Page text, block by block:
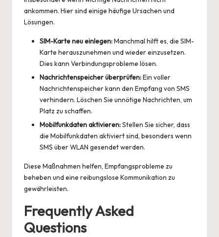
ankommen. Hier sind einige häufige Ursachen und
Lösungen.
SIM-Karte neu einlegen:Manchmal hilft es, die SIM-
Karte herauszunehmen und wieder einzusetzen.
Dies kann Verbindungsprobleme lösen.
Nachrichtenspeicher überprüfen:Ein voller
Nachrichtenspeicher kann den Empfang von SMS
verhindern. Löschen Sie unnötige Nachrichten, um
Platz zu schaffen.
Mobilfunkdaten aktivieren:Stellen Sie sicher, dass
die Mobilfunkdaten aktiviert sind, besonders wenn
SMS über WLAN gesendet werden.
Diese Maßnahmen helfen, Empfangsprobleme zu
beheben und eine reibungslose Kommunikation zu
gewährleisten.
Frequently Asked
Questions